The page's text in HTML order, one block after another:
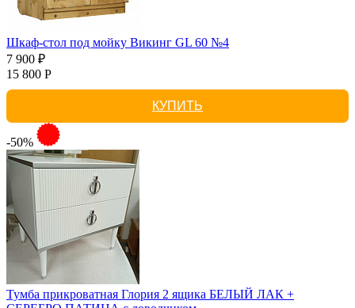
Шкаф-стол под мойку Викинг GL 60 №4
7 900 ₽
15 800 Р
КУПИТЬ
-50%
Тумба прикроватная Глория 2 ящика БЕЛЫЙ ЛАК +